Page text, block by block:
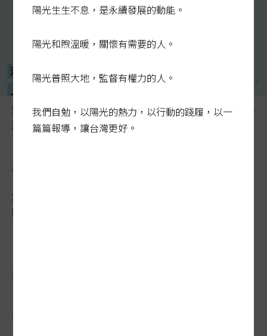
逾萬人苦等救命器官 製表／元氣中心、王慧瑛、林媛玲 孫
淑君
醫界：赴陸換器官 比以前難
2023-08-20 04:08:48
聯合報 / 記者王慧瑛／新北報導
國內患者等不到器官捐贈，通常第一個念頭
就是到中國大陸花錢找器官；國內醫界大老
表示，政府不鼓勵國人赴大陸等境外移植器
陽光生生不息，是永續發展的動能。
陽光和煦溫暖，關懷有需要的人。
陽光普照大地，監督有權力的人。
我們自勉，以陽光的熱力，以行動的踐履，以一
篇篇報導，讓台灣更好。